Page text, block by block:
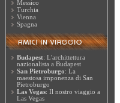
Messico
Turchia
Vienna
Spagna
Budapest: L'archittettura
nazionalista a Budapest
San Pietroburgo: La
maestosa imponenza di San
Pietroburgo
Las Vegas: Il nostro viaggio a
Las Vegas